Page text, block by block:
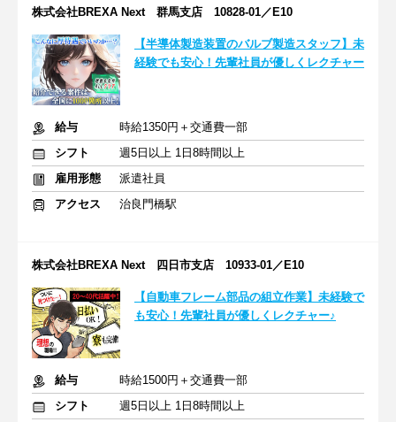
株式会社BREXA Next 群馬支店 10828-01／E10
【半導体製造装置のバルブ製造スタッフ】未
経験でも安心！先輩社員が優しくレクチャー
給与
時給1350円＋交通費一部
シフト
週5日以上 1日8時間以上
雇用形態
派遣社員
アクセス
治良門橋駅
株式会社BREXA Next 四日市支店 10933-01／E10
【自動車フレーム部品の組立作業】未経験で
も安心！先輩社員が優しくレクチャー♪
給与
時給1500円＋交通費一部
シフト
週5日以上 1日8時間以上